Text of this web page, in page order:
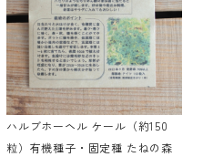
ハルブホーヘル ケール（約150
粒）有機種子・固定種 たねの森